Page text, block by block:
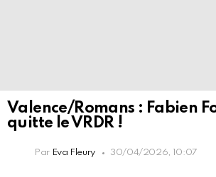
Valence/Romans : Fabien
quitte le VRDR !
Par Eva Fleury 30/04/2026, 10:07